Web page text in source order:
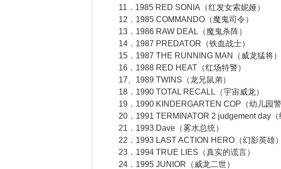
11．1985 RED SONIA（红发女索妮娅）
12．1985 COMMANDO（魔鬼司令）
13．1986 RAW DEAL（魔鬼杀阵）
14．1987 PREDATOR（铁血战士）
15．1987 THE RUNNING MAN（威龙猛将）
16．1988 RED HEAT（红场特警）
17、1989 TWINS（龙兄鼠弟）
18．1990 TOTAL RECALL（宇宙威龙）
19．1990 KINDERGARTEN COP（幼儿园警
20．1991 TERMINATOR 2 judgement day（
21．1993 Dave（雾水总统）
22．1993 LAST ACTION HERO（幻影英雄）
23．1994 TRUE LIES（真实的谎言）
24．1995 JUNIOR（威龙二世）